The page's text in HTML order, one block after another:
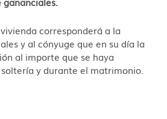
corresponderá a la
y al cónyuge que en su día la
al importe que se haya
y durante el matrimonio.